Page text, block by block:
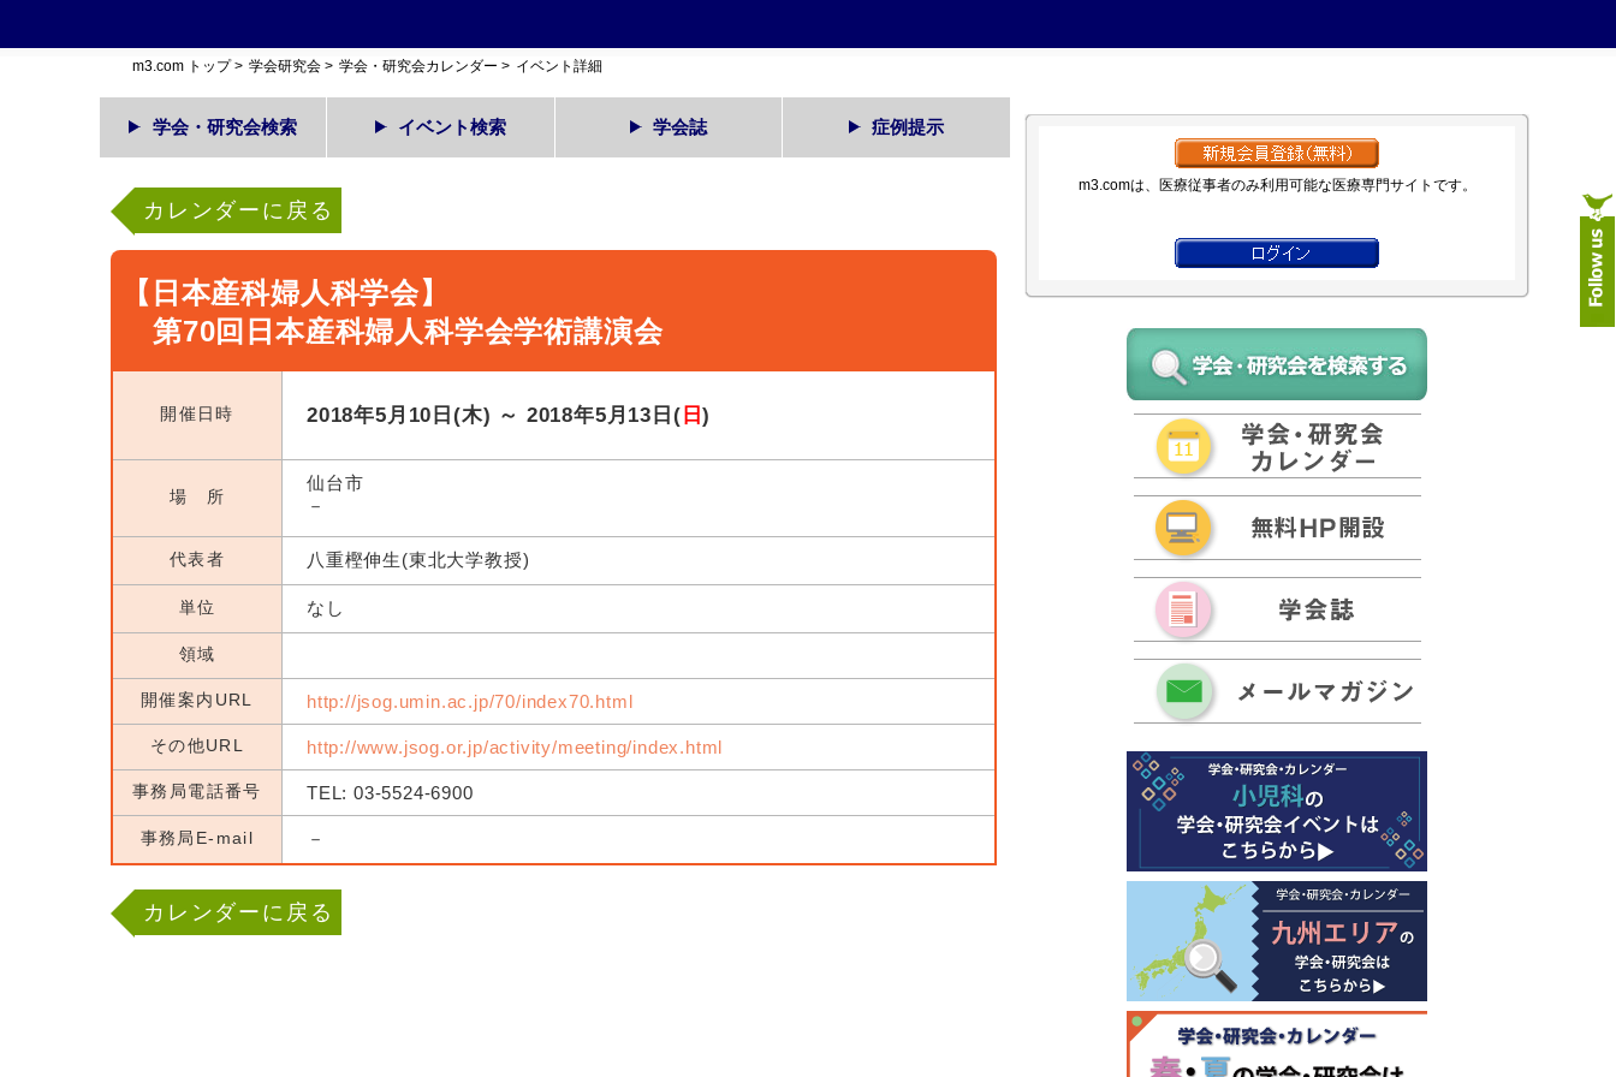
m3.com トップ> 学会研究会 > 学会・研究会カレンダー > イベント詳細
学会・研究会検索 イベント検索 学会誌 症例提示
カレンダーに戻る
【日本産科婦人科学会】
第70回日本産科婦人科学会学術講演会
開催日時 2018年5月10日(木) ～ 2018年5月13日( 日)
場 所
仙台市
－
代表者 八重樫伸生(東北大学教授)
単位 なし
領域
開催案内URL http://jsog.umin.ac.jp/70/index70.html
その他URL http://www.jsog.or.jp/activity/meeting/index.html
事務局電話番号 TEL: 03-5524-6900
事務局E-mail －
カレンダーに戻る
m3.comは、医療従事者のみ利用可能な医療専門サイトです。